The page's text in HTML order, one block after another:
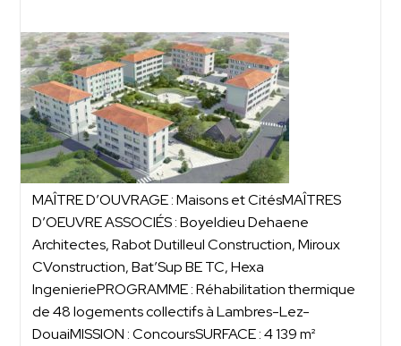
MAÎTRE D’OUVRAGE : Maisons et CitésMAÎTRES
D’OEUVRE ASSOCIÉS : Boyeldieu Dehaene
Architectes, Rabot Dutilleul Construction, Miroux
CVonstruction, Bat’Sup BE TC, Hexa
IngenieriePROGRAMME : Réhabilitation thermique
de 48 logements collectifs à Lambres-Lez-
DouaiMISSION : ConcoursSURFACE : 4 139 m²